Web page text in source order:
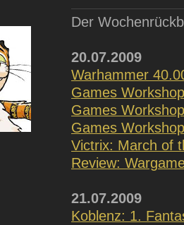
Der
20.07.2009
Warhammer
Games
Games
Games
Victrix: March of
Review:
21.07.2009
Koblenz: 1.